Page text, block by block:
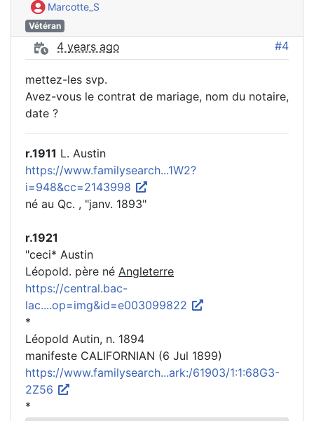
Marcotte_S
Vétéran
4 years ago #4
mettez-les svp.
Avez-vous le contrat de mariage, nom du notaire,
date ?
r.1911 L. Austin
https://www.familysearch...1W2?
i=948&cc=2143998
né au Qc. , "janv. 1893"
r.1921
"ceci* Austin
Léopold. père né Angleterre
https://central.bac-
lac....op=img&id=e003099822
*
Léopold Autin, n. 1894
manifeste CALIFORNIAN (6 Jul 1899)
https://www.familysearch...ark:/61903/1:1:68G3-
2Z56
*